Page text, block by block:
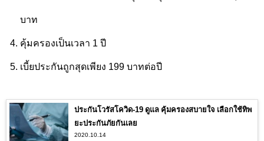
บาท
คุ้มครองเป็นเวลา 1 ปี
เบี้ยประกันถูกสุดเพียง 199 บาทต่อปี
ประกันโวรัสโควิด-19 ดูแล คุ้มครองสบายใจ เลือกใช้ทิพ
ยะประกันภัยกันเลย
2020.10.14